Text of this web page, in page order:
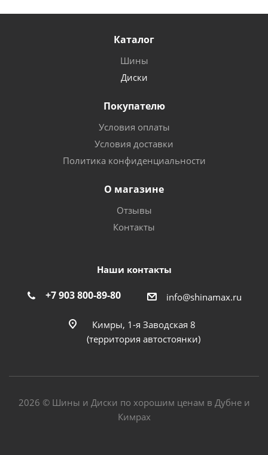
Каталог
Шины
Диски
Покупателю
Условия оплаты
Условия доставки
Политика конфиденциальности
О магазине
Отзывы
Контакты
Наши контакты
+7 903 800-89-80 info@shinamax.ru
Кимры, 1-я Заводская 8
(территория автостоянки)
2026 © Шины и Диски по хорошим ценам в Дубне и
Кимрах